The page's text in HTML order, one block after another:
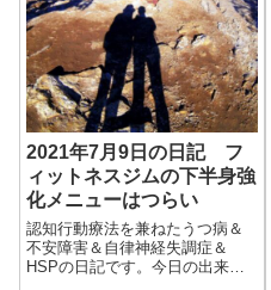
2021年7月9日の日記 フ
ィットネスジムの下半身強
化メニューはつらい
認知行動療法を兼ねたうつ病＆
不安障害＆自律神経失調症＆
HSPの日記です。今日の出来事